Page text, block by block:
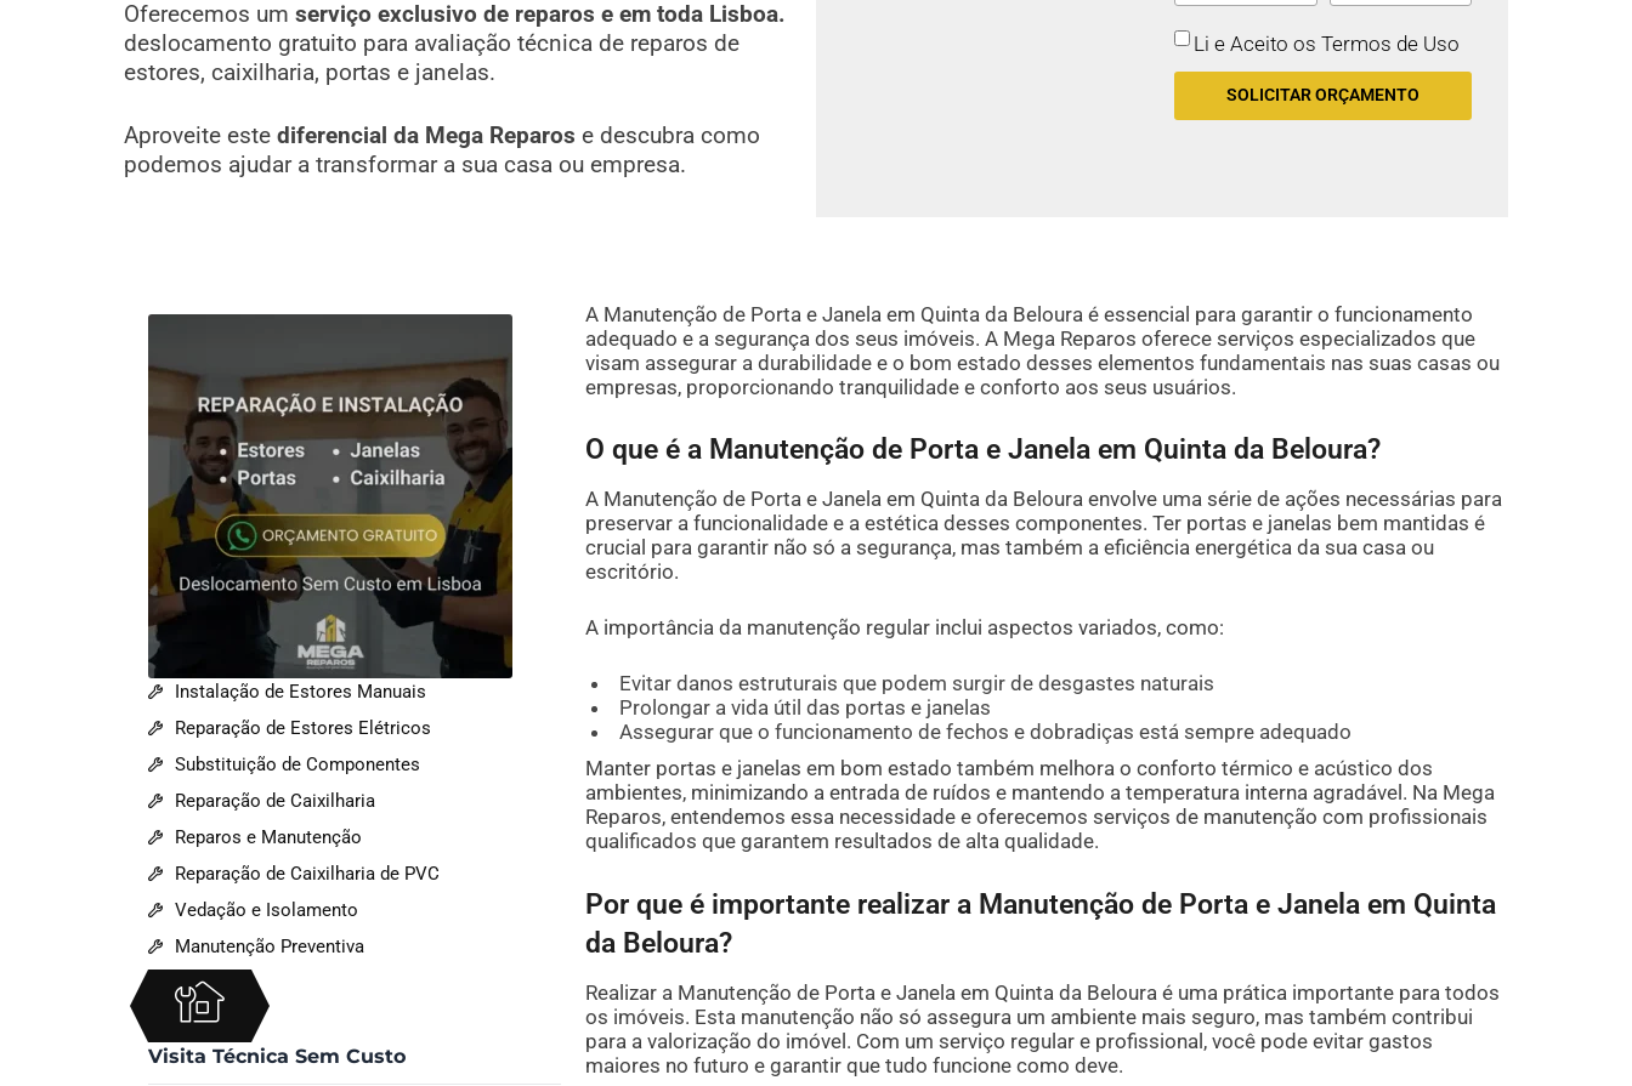
Oferecemos um serviço exclusivo de reparos e em toda Lisboa.
deslocamento gratuito para avaliação técnica de reparos de
estores, caixilharia, portas e janelas.
Aproveite este diferencial da Mega Reparos e descubra como
podemos ajudar a transformar a sua casa ou empresa.
Li e Aceito os Termos de Uso
SOLICITAR ORÇAMENTO
Instalação de Estores Manuais
Reparação de Estores Elétricos
Substituição de Componentes
Reparação de Caixilharia
Reparos e Manutenção
Reparação de Caixilharia de PVC
Vedação e Isolamento
Manutenção Preventiva
Visita Técnica Sem Custo
A Manutenção de Porta e Janela em Quinta da Beloura é essencial para garantir o funcionamento
adequado e a segurança dos seus imóveis. A Mega Reparos oferece serviços especializados que
visam assegurar a durabilidade e o bom estado desses elementos fundamentais nas suas casas ou
empresas, proporcionando tranquilidade e conforto aos seus usuários.
O que é a Manutenção de Porta e Janela em Quinta da Beloura?
A Manutenção de Porta e Janela em Quinta da Beloura envolve uma série de ações necessárias para
preservar a funcionalidade e a estética desses componentes. Ter portas e janelas bem mantidas é
crucial para garantir não só a segurança, mas também a eficiência energética da sua casa ou
escritório.
A importância da manutenção regular inclui aspectos variados, como:
Evitar danos estruturais que podem surgir de desgastes naturais
Prolongar a vida útil das portas e janelas
Assegurar que o funcionamento de fechos e dobradiças está sempre adequado
Manter portas e janelas em bom estado também melhora o conforto térmico e acústico dos
ambientes, minimizando a entrada de ruídos e mantendo a temperatura interna agradável. Na Mega
Reparos, entendemos essa necessidade e oferecemos serviços de manutenção com profissionais
qualificados que garantem resultados de alta qualidade.
Por que é importante realizar a Manutenção de Porta e Janela em Quinta
da Beloura?
Realizar a Manutenção de Porta e Janela em Quinta da Beloura é uma prática importante para todos
os imóveis. Esta manutenção não só assegura um ambiente mais seguro, mas também contribui
para a valorização do imóvel. Com um serviço regular e profissional, você pode evitar gastos
maiores no futuro e garantir que tudo funcione como deve.